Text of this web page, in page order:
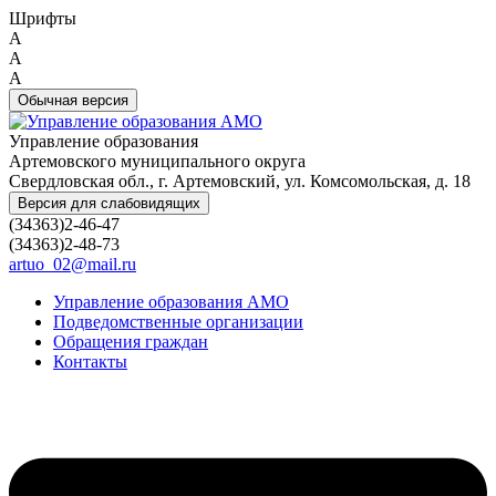
Шрифты
A
A
A
Обычная версия
Управление образования
Артемовского муниципального округа
Свердловская обл., г. Артемовский, ул. Комсомольская, д. 18
Версия для слабовидящих
(34363)2-46-47
(34363)2-48-73
artuo_02@mail.ru
Управление образования АМО
Подведомственные организации
Обращения граждан
Контакты